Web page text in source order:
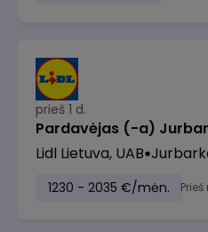
prieš 1 d.
Pardavėjas (-a)
Lidl Lietuva, UAB
1230 - 2035 €/mėn.